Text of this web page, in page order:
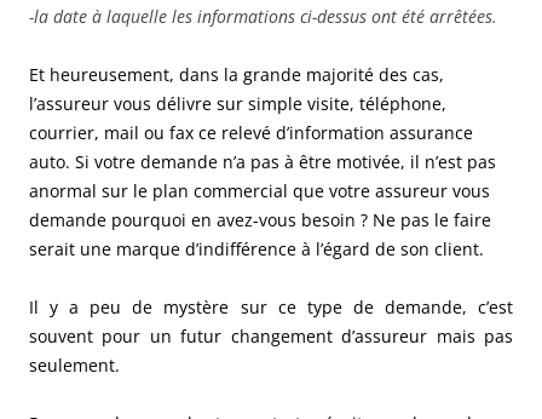
-la date à laquelle les informations ci-dessus ont été arrêtées.
Et heureusement, dans la grande majorité des cas,
l’assureur vous délivre sur simple visite, téléphone,
courrier, mail ou fax ce relevé d’information assurance
auto. Si votre demande n’a pas à être motivée, il n’est pas
anormal sur le plan commercial que votre assureur vous
demande pourquoi en avez-vous besoin ? Ne pas le faire
serait une marque d’indifférence à l’égard de son client.
Il y a peu de mystère sur ce type de demande, c’est
souvent pour un futur changement d’assureur mais pas
seulement.